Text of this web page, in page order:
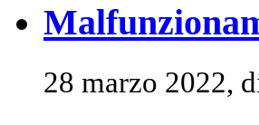
28 marzo 2022,